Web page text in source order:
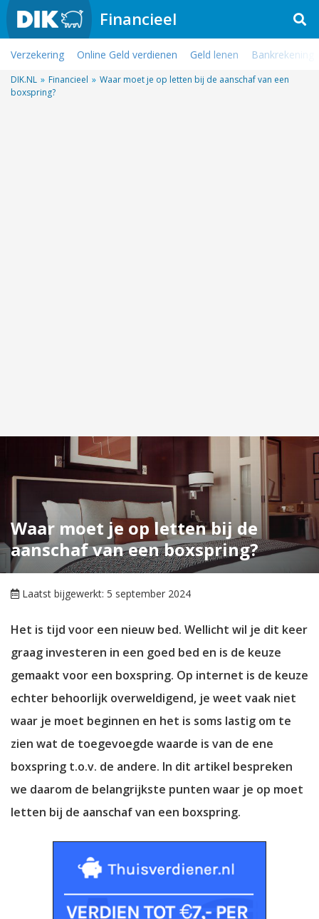
Financieel
Verzekering Online Geld verdienen Geld lenen Bankrekening
DIK.NL » Financieel » Waar moet je op letten bij de aanschaf van een
boxspring?
Waar moet je op letten bij de
aanschaf van een boxspring?
Laatst bijgewerkt: 5 september 2024
Het is tijd voor een nieuw bed. Wellicht wil je dit keer
graag investeren in een goed bed en is de keuze
gemaakt voor een boxspring. Op internet is de keuze
echter behoorlijk overweldigend, je weet vaak niet
waar je moet beginnen en het is soms lastig om te
zien wat de toegevoegde waarde is van de ene
boxspring t.o.v. de andere. In dit artikel bespreken
we daarom de belangrijkste punten waar je op moet
letten bij de aanschaf van een boxspring.